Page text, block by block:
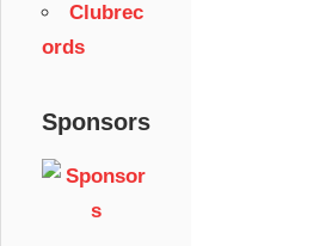
Clubrec
ords
Sponsors